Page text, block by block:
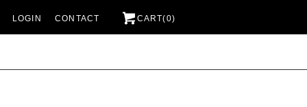
LOGIN CONTACT CART(0)